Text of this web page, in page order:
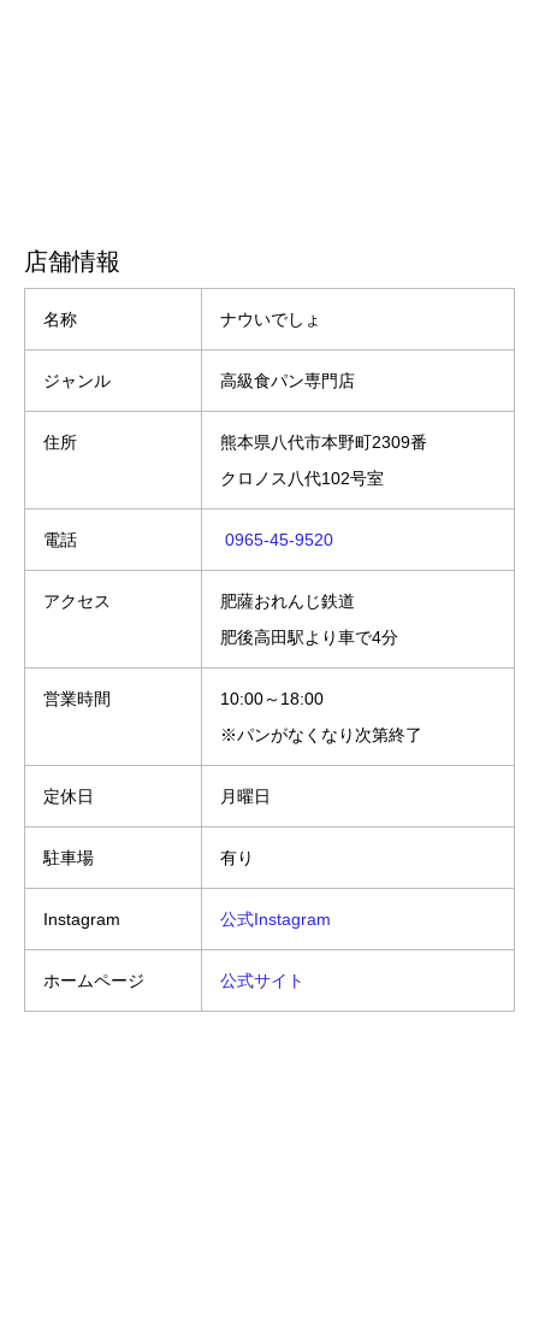
店舗情報
名称 ナウいでしょ
ジャンル 高級食パン専門店
住所
熊本県八代市本野町2309番
クロノス八代102号室
電話 0965-45-9520
アクセス
肥薩おれんじ鉄道
肥後高田駅より車で4分
営業時間
10:00～18:00
※パンがなくなり次第終了
定休日 月曜日
駐車場 有り
Instagram 公式Instagram
ホームページ 公式サイト